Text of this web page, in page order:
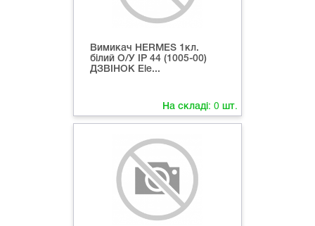
Вимикач HERMES 1кл.
білий О/У ІР 44 (1005-00)
ДЗВІНОК Ele...
На складі: 0 шт.